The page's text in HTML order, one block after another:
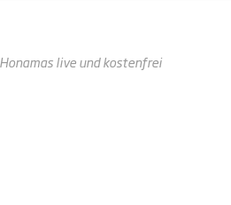
live und kostenfrei